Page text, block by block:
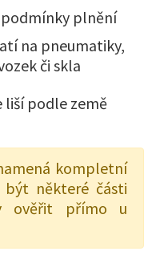
podmínky plnění
na pneumatiky,
či skla
liší podle země
kompletní
být některé části
ověřit přímo u